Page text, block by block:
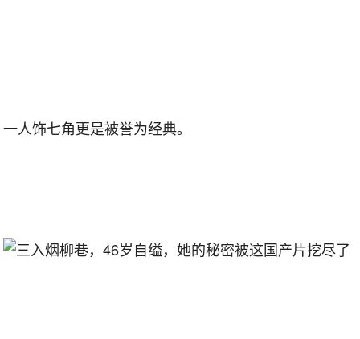
一人饰七角更是被誉为经典。